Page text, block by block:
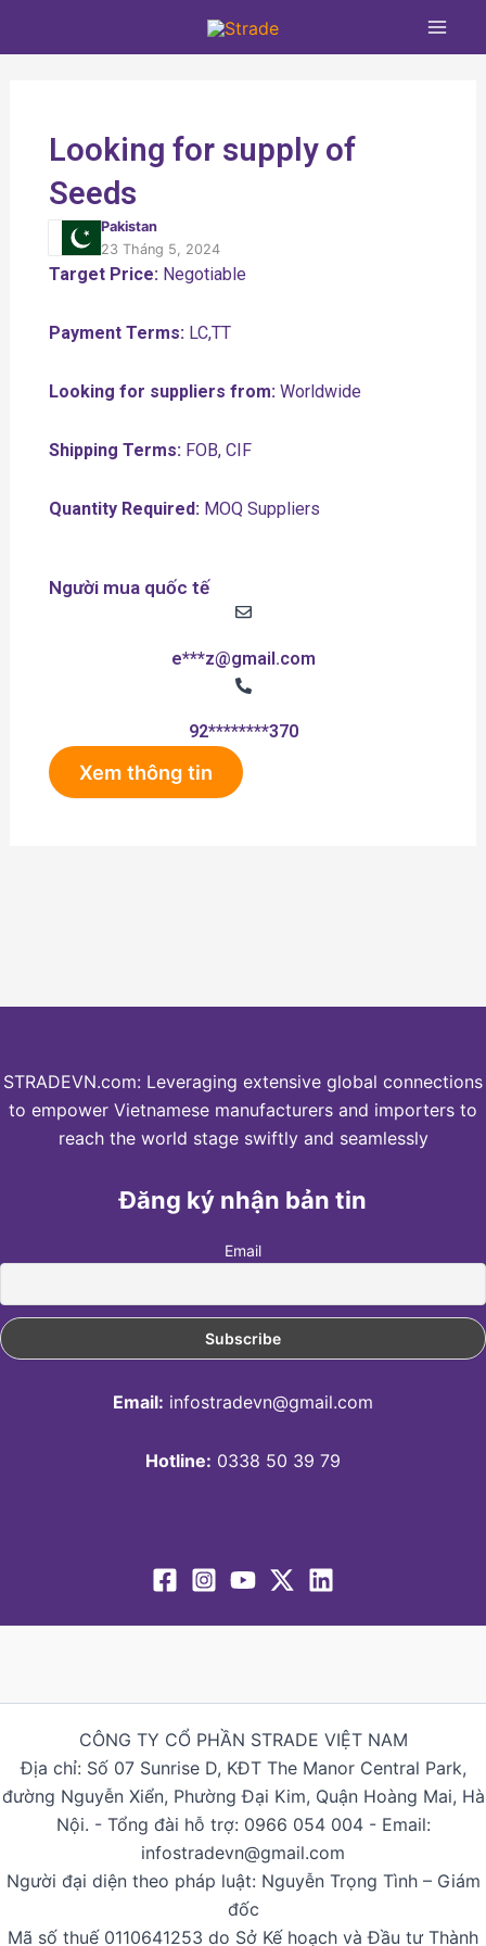
Main
Looking for supply of
Seeds
Pakistan
23 Tháng 5, 2024
Target Price:Negotiable
Payment Terms:LC,TT
Looking for suppliers from:Worldwide
Shipping Terms:FOB, CIF
Quantity Required:MOQ Suppliers
Người mua quốc tế
e***z@gmail.com
92********370
Xem thông tin
STRADEVN.com: Leveraging extensive global connections
to empower Vietnamese manufacturers and importers to
reach the world stage swiftly and seamlessly
Đăng ký nhận bản tin
Email
Email: infostradevn@gmail.com
Hotline: 0338 50 39 79
CÔNG TY CỔ PHẦN STRADE VIỆT NAM
Địa chỉ: Số 07 Sunrise D, KĐT The Manor Central Park,
đường Nguyễn Xiển, Phường Đại Kim, Quận Hoàng Mai, Hà
Nội. - Tổng đài hỗ trợ: 0966 054 004 - Email:
infostradevn@gmail.com
Người đại diện theo pháp luật: Nguyễn Trọng Tình – Giám
đốc
Mã số thuế 0110641253 do Sở Kế hoạch và Đầu tư Thành